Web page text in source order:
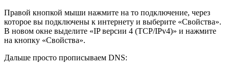
Правой кнопкой мыши нажмите на то подключение, через
которое вы подключены к интернету и выберите «Свойства».
В новом окне выделите «IP версии 4 (TCP/IPv4)» и нажмите
на кнопку «Свойства».
Дальше просто прописываем DNS: